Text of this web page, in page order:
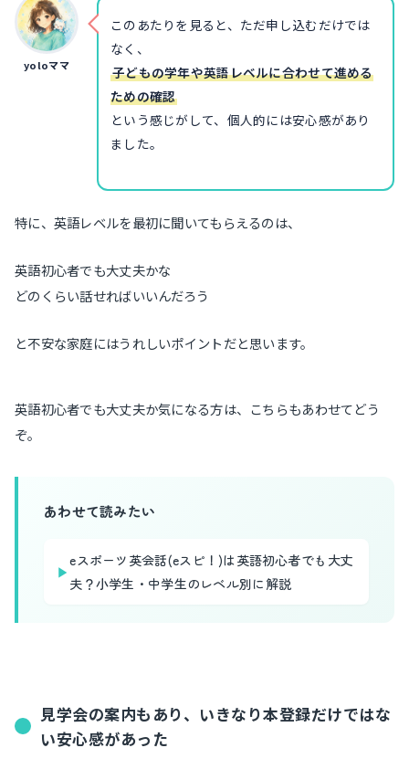
yoloママ
このあたりを見ると、ただ申し込むだけでは
なく、
子どもの学年や英語レベルに合わせて進める
ための確認
という感じがして、個人的には安心感があり
ました。
特に、英語レベルを最初に聞いてもらえるのは、
英語初心者でも大丈夫かな
どのくらい話せればいいんだろう
と不安な家庭にはうれしいポイントだと思います。
英語初心者でも大丈夫か気になる方は、こちらもあわせてどう
ぞ。
あわせて読みたい
▶
eスポーツ英会話(eスピ！)は英語初心者でも大丈
夫？小学生・中学生のレベル別に解説
見学会の案内もあり、いきなり本登録だけではな
い安心感があった